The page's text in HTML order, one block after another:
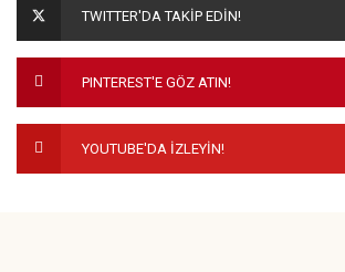
Ürün fiyatı diğer sitelerden daha pahalı.
Bu ürüne benzer farklı alternatifler olmalı.
TWITTER'DA TAKİP EDİN!
PINTEREST'E GÖZ ATIN!
YOUTUBE'DA İZLEYİN!